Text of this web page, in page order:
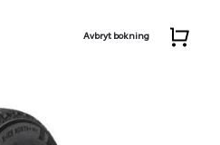
Avbryt bokning